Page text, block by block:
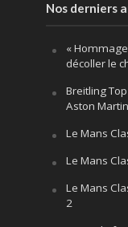
Nos derniers
«
décoller le
Breitling
Aston
Le Mans
Le Mans
Le Mans
2